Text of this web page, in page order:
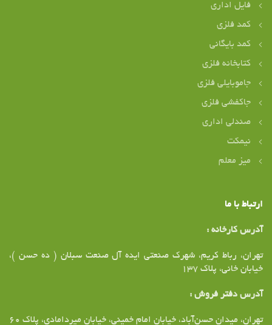
فایل اداری
کمد فلزی
کمد بایگانی
کتابخانه فلزی
جاموبایلی فلزی
جاکفشی فلزی
صندلی اداری
نیمکت
میز معلم
ارتباط با ما
آدرس کارخانه :
تهران، رباط کریم، شهرک صنعتی ایده آل صنعت سبلان ( ده حسن )،
خیابان خانی، پلاک ۱37
آدرس دفتر فروش :
تهران،‌ میدان حسن‌آباد، خیابان امام خمینی، خیابان میردامادی، پلاک ۶۰